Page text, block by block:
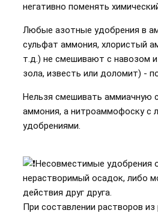
негативно поменять
Любые азотные удобрения в
сульфат аммония, хлористый
т.д.) не смешивают с навозом
зола, известь или доломит) -
Нельзя смешивать аммиачную
аммония, а нитроаммофоску с
удобрениями.
Несовместимые удобрения
нерастворимый осадок, либо
действия друг друга.
При составлении растворов